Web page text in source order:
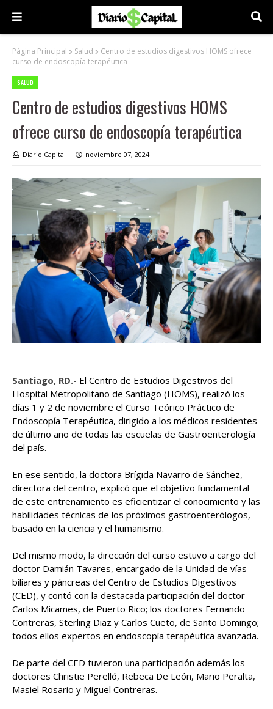
Página Principal Salud
Centro de estudios digestivos HOMS ofrece
curso de endoscopía terapéutica
SALUD
Centro de estudios digestivos HOMS
ofrece curso de endoscopía terapéutica
Diario Capital noviembre 07, 2024
Santiago, RD.- El Centro de Estudios Digestivos del
Hospital Metropolitano de Santiago (HOMS), realizó los
días 1 y 2 de noviembre el Curso Teórico Práctico de
Endoscopía Terapéutica, dirigido a los médicos residentes
de último año de todas las escuelas de Gastroenterología
del país.
En ese sentido, la doctora Brígida Navarro de Sánchez,
directora del centro, explicó que el objetivo fundamental
de este entrenamiento es eficientizar el conocimiento y las
habilidades técnicas de los próximos gastroenterólogos,
basado en la ciencia y el humanismo.
Del mismo modo, la dirección del curso estuvo a cargo del
doctor Damián Tavares, encargado de la Unidad de vías
biliares y páncreas del Centro de Estudios Digestivos
(CED), y contó con la destacada participación del doctor
Carlos Micames, de Puerto Rico; los doctores Fernando
Contreras, Sterling Diaz y Carlos Cueto, de Santo Domingo;
todos ellos expertos en endoscopía terapéutica avanzada.
De parte del CED tuvieron una participación además los
doctores Christie Perelló, Rebeca De León, Mario Peralta,
Masiel Rosario y Miguel Contreras.